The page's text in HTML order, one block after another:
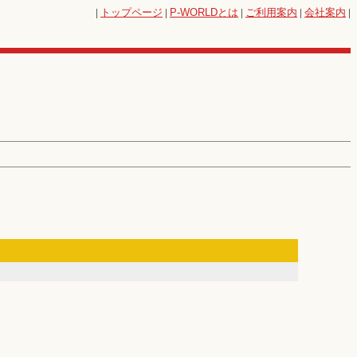
| トップページ | P-WORLDとは | ご利用案内 | 会社案内 |